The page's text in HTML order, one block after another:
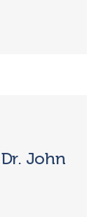
John